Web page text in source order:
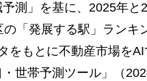
測」を基に、2025年
「発展する駅」ランキ
をもとに不動産市場を
世帯予測ツール」（